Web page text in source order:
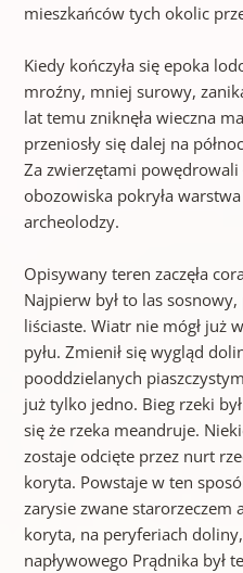
mieszkańców tych okolic
Kiedy kończyła się epoka
mroźny, mniej surowy,
lat temu zniknęła wieczna
przeniosły się dalej na
Za zwierzętami powędrowali
obozowiska pokryła
archeolodzy.
Opisywany teren zaczęła
Najpierw był to las
liściaste. Wiatr nie mógł już
pyłu. Zmienił się wygląd
pooddzielanych
już tylko jedno. Bieg rzeki
się że rzeka meandruje.
zostaje odcięte przez nurt
koryta. Powstaje w ten
zarysie zwane starorzeczem
koryta, na peryferiach
napływowego Prądnika był